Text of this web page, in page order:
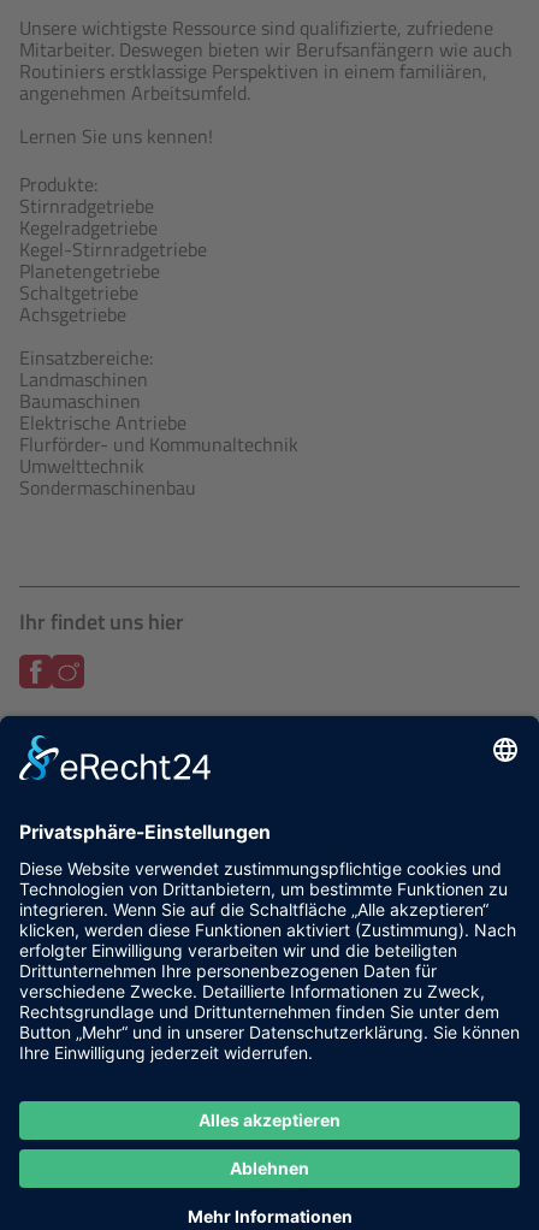
Unsere wichtigste Ressource sind qualifizierte, zufriedene
Mitarbeiter. Deswegen bieten wir Berufsanfängern wie auch
Routiniers erstklassige Perspektiven in einem familiären,
angenehmen Arbeitsumfeld.
Lernen Sie uns kennen!
Produkte:
Stirnradgetriebe
Kegelradgetriebe
Kegel-Stirnradgetriebe
Planetengetriebe
Schaltgetriebe
Achsgetriebe
Einsatzbereiche:
Landmaschinen
Baumaschinen
Elektrische Antriebe
Flurförder- und Kommunaltechnik
Umwelttechnik
Sondermaschinenbau
Ihr findet uns hier
NINO-Allee 11
48529 Nordhorn
wirtschaft-grafschaft.de
Wirtschaftsverband Emsland e.V.
Herzog-Arenberg-Straße 7
49716 Meppen
www.wv-emsland.de
49809 Lingen
Kontakt